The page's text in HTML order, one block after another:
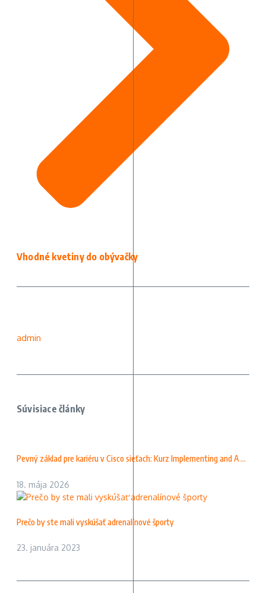
Vhodné kvetiny do obývačky
admin
Súvisiace články
Pevný základ pre kariéru v Cisco sieťach: Kurz Implementing and A ...
18. mája 2026
Prečo by ste mali vyskúšať adrenalínové športy
23. januára 2023